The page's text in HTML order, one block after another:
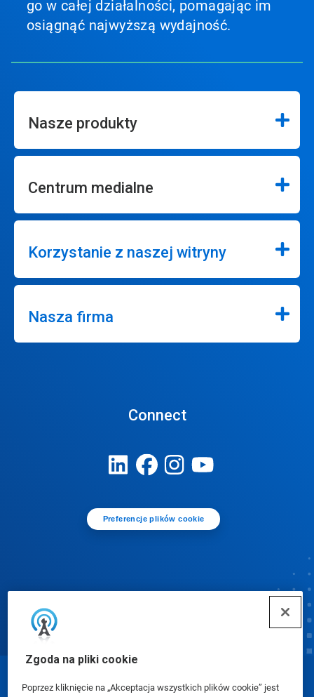
Zgoda na pliki cookie
Poprzez kliknięcie na „Akceptacja wszystkich plików cookie” jest
go w całej działalności, pomagając im
osiągnąć najwyższą wydajność.
Nasze produkty
Centrum medialne
Korzystanie z naszej witryny
Nasza firma
Connect
Preferencje plików cookie
© Ecolab Inc. 2025